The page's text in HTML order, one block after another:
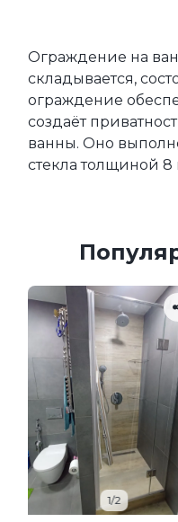
Ограждение на
складывается,
ограждение
создаёт
ванны. Оно
стекла толщиной 8
1/2